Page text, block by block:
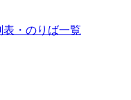
・のりば一覧